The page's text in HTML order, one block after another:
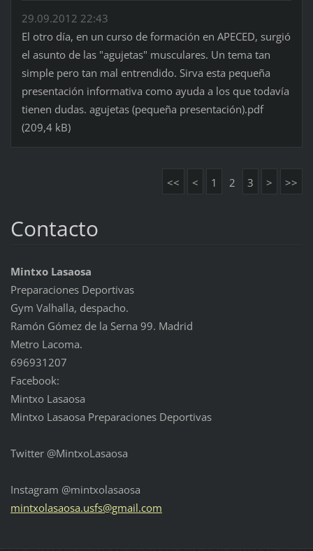
29.09.2012 22:43
El otro día, en un curso de formación en APECED, surgió
el asunto de las "agujetas" musculares. Un tema tan
simple pero tan mal entrendido. Sirva esta pequeña
presentación informativa como ayuda a los que todavía
tienen dudas. agujetas (pequeña presentación).pdf
(209,4 kB)
<< < 1 2 3 > >>
Contacto
Mintxo Lasaosa
Preparaciones Deportivas
Gym Valhalla, despacho.
Ramón Gómez de la Serna 99. Madrid
Metro Lacoma.
696931207
Facebook:
Mintxo Lasaosa
Mintxo Lasaosa Preparaciones Deportivas
Twitter @MintxoLasaosa
Instagram @mintxolasaosa
mintxolasaosa.usfs@gmail.com